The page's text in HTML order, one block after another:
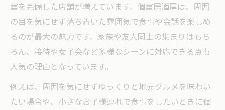
室を完備した店舗が増えています。個室居酒屋は、周囲
の目を気にせず落ち着いた雰囲気で食事や会話を楽しめ
るのが最大の魅力です。家族や友人同士の集まりはもち
ろん、接待や女子会など多様なシーンに対応できる点も
人気の理由となっています。
例えば、周囲を気にせずゆっくりと地元グルメを味わい
たい場合や、小さなお子様連れで食事をしたいときに個